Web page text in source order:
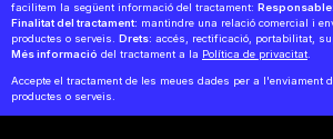
facilitem la següent informació del tractament: Responsable:
Finalitat del tractament: mantindre una relació comercial i
productes o serveis. Drets: accés, rectificació, portabilitat,
Més informació del tractament a la Política de privacitat.
Accepte el tractament de les meues dades per a l'enviament
productes o serveis.